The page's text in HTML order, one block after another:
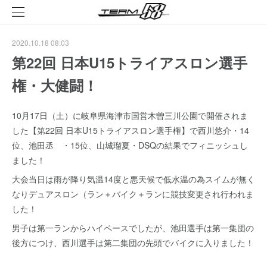
2020.10.18 08:03
第22回 日本U15トライアスロン選手
権・大健闘！
10月17日（土）に岐阜県海津市国営木曽三川公園で開催されま
した【第22回 日本U15トライアスロン選手権】で西川悠介・14
位、池田丞 ・15位、山城瑠夏・DSQの結果でフィニッシュし
ました！
大会当日は雨が降り気温14度と悪天候で低水温の為スイムが無く
なりデュアスロン（ラン＋バイク＋ランに競技変更され行われま
した！
男子は第一ランからハイペースでしたが、池田選手は第一集団の
後方につけ、西川選手は第二集団の先頭でバイクに入りました！